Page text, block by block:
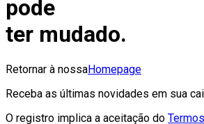
pode
ter mudado.
Retornar à nossaHomepage
Receba as últimas novidades em sua
O registro implica a aceitação do